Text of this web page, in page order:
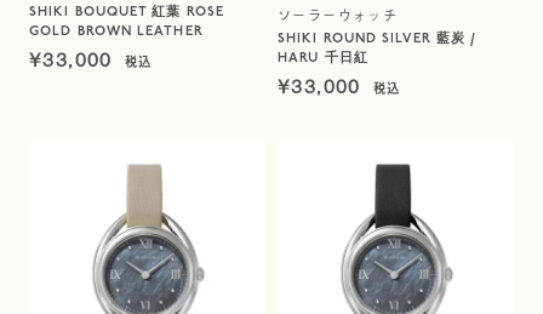
SHIKI BOUQUET 紅葉 ROSE
GOLD BROWN LEATHER
¥33,000
ソーラーウォッチ
SHIKI ROUND SILVER 藍炭 /
HARU 千日紅
¥33,000